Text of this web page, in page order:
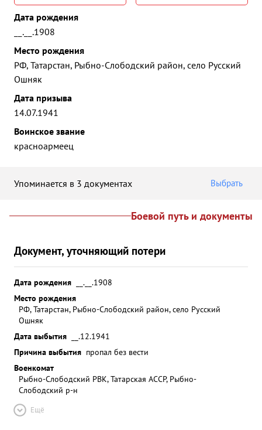
Дата рождения
__.__.1908
Место рождения
РФ, Татарстан, Рыбно-Слободский район, село Русский
Ошняк
Дата призыва
14.07.1941
Воинское звание
красноармеец
Упоминается в 3 документах Выбрать
Боевой путь и документы
Документ, уточняющий потери
Дата рождения
__.__.1908
Место рождения
РФ, Татарстан, Рыбно-Слободский район, село Русский
Ошняк
Дата выбытия
__.12.1941
Причина выбытия пропал без вести
Военкомат
Рыбно-Слободский РВК, Татарская АССР, Рыбно-
Слободский р-н
Ещё